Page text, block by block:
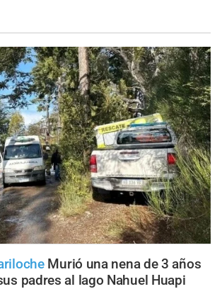
Murió una nena de 3 años
padres al lago Nahuel Huapi